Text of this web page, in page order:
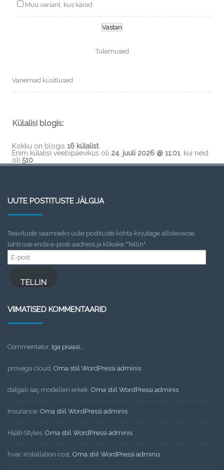
Muu variant, kus käisid
Tulemused
Vanemad küsitlused
Külalisi blogis:
Kokku on blogis 16 külalist.
Enim külalisi veebipäevikus oli 24. juuli 2026 @ 11:01 , kui neid
oli 510
UUTE POSTITUSTE JÄLGIJA
Teavituste saamiseks uute postituste kohta kirjutage allolevasse
lahtrisse enda e-posti aadress ja klikake "Tellin"
E-
post
TELLIN
VIIMATISED KOMMENTAARID
Commentator, Iga pisiasi…
provega cloud Oma stiil WordPressi adminis
dalgalı saç modelleri erkek Oma stiil WordPressi adminis
Insurance Oma stiil WordPressi adminis
Hijab Styles Oma stiil WordPressi adminis
hvac installation cost Oma stiil WordPressi adminis